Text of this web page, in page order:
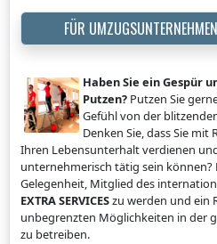
FÜR
Haben Sie ein Gespür
Putzen? Putzen Sie
Gefühl von der
Denken Sie, dass Sie
Ihren Lebensunterhalt verdienen
unternehmerisch tätig sein können?
Gelegenheit, Mitglied des
EXTRA SERVICESzu werden und ein
unbegrenzten Möglichkeiten in der
zu betreiben.